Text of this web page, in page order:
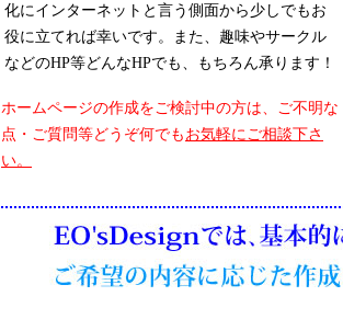
化にインターネットと言う側面から少しでもお
役に立てれば幸いです。また、趣味やサークル
などのHP等どんなHPでも、もちろん承ります！
ホームページの作成をご検討中の方は、ご不明な
点・ご質問等どうぞ何でもお気軽にご相談下さ
い。